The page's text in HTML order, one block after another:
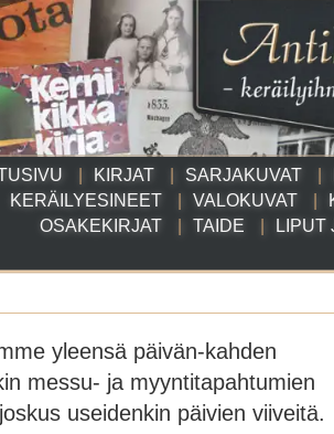
KIRJAT SARJAKUVAT
KERÄILYESINEET
VALOKUVAT
OSAKEKIRJAT
TAIDE LIPUT
yleensä päivän-kahden
messu- ja myyntitapahtumien
useidenkin päivien viiveitä.